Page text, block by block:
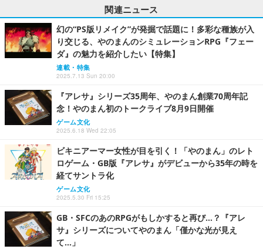
関連ニュース
幻の“PS版リメイク”が発掘で話題に！多彩な種族が入
り交じる、やのまんのシミュレーションRPG『フェー
ダ』の魅力を紹介したい【特集】
連載・特集
2025.7.13 Sun 20:00
『アレサ』シリーズ35周年、やのまん創業70周年記
念！やのまん初のトークライブ8月9日開催
ゲーム文化
2025.6.18 Wed 22:05
ビキニアーマー女性が目を引く！「やのまん」のレト
ロゲーム・GB版『アレサ』がデビューから35年の時を
経てサントラ化
ゲーム文化
2025.5.30 Fri 15:25
GB・SFCのあのRPGがもしかすると再び…？『アレ
サ』シリーズについてやのまん「僅かな光が見え
て…」